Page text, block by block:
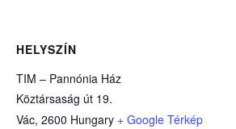
HELYSZÍN
TIM – Pannónia Ház
Köztársaság út 19.
Vác, 2600 Hungary + Google Térkép